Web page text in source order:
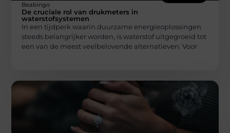
Beabingo
De cruciale rol van drukmeters in
waterstofsystemen
In een tijdperk waarin duurzame energieoplossingen
steeds belangrijker worden, is waterstof uitgegroeid tot
een van de meest veelbelovende alternatieven. Voor